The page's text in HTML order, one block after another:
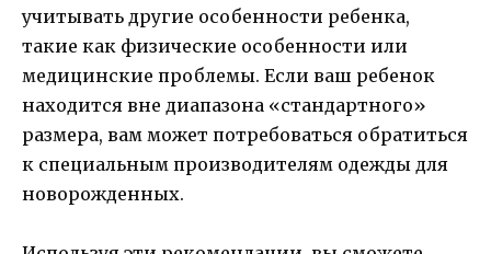
учитывать другие особенности ребенка,
такие как физические особенности или
медицинские проблемы. Если ваш ребенок
находится вне диапазона «стандартного»
размера, вам может потребоваться обратиться
к специальным производителям одежды для
новорожденных.